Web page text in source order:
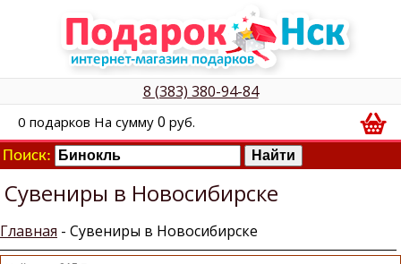
8 (383) 380-94-84
0 подарков На сумму 0 руб.
Поиск:
Сувениры в Новосибирске
Главная - Сувениры в Новосибирске